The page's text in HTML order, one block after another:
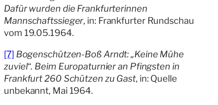
Dafür wurden die Frankfurterinnen
Mannschaftssieger, in: Frankfurter Rundschau
vom 19.05.1964.
[7] Bogenschützen-Boß Arndt: „Keine Mühe
zuviel“. Beim Europaturnier an Pfingsten in
Frankfurt 260 Schützen zu Gast, in: Quelle
unbekannt, Mai 1964.